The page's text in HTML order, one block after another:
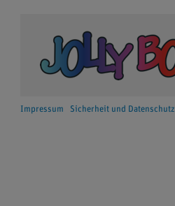
Impressum Sicherheit und Datenschutz